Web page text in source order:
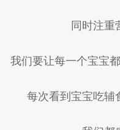
同时注重
我们要让每一个宝宝
每次看到宝宝吃辅